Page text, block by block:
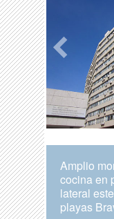
Amplio
cocina en
lateral
playas